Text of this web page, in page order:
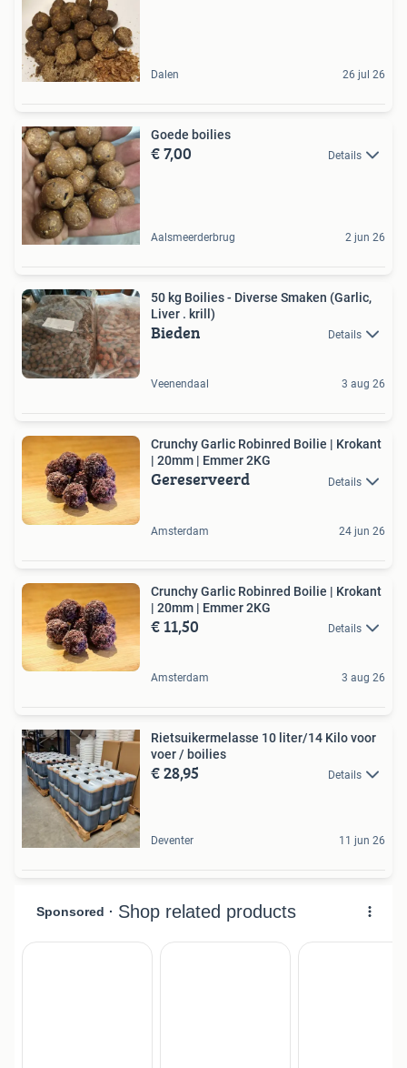
Dalen 26 jul 26
Goede boilies
€ 7,00 Details
Aalsmeerderbrug 2 jun 26
50 kg Boilies - Diverse Smaken (Garlic,
Liver . krill)
Bieden Details
Veenendaal 3 aug 26
Crunchy Garlic Robinred Boilie | Krokant
| 20mm | Emmer 2KG
Gereserveerd Details
Amsterdam 24 jun 26
Crunchy Garlic Robinred Boilie | Krokant
| 20mm | Emmer 2KG
€ 11,50 Details
Amsterdam 3 aug 26
Rietsuikermelasse 10 liter/14 Kilo voor
voer / boilies
€ 28,95 Details
Deventer 11 jun 26